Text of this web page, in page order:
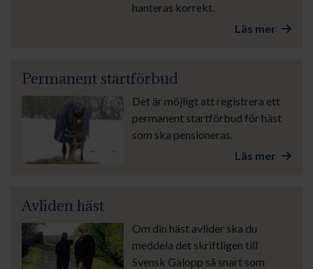
hanteras korrekt.
Läs mer
Permanent startförbud
Det är möjligt att registrera ett
permanent startförbud för häst
som ska pensioneras.
Läs mer
Avliden häst
Om din häst avlider ska du
meddela det skriftligen till
Svensk Galopp så snart som